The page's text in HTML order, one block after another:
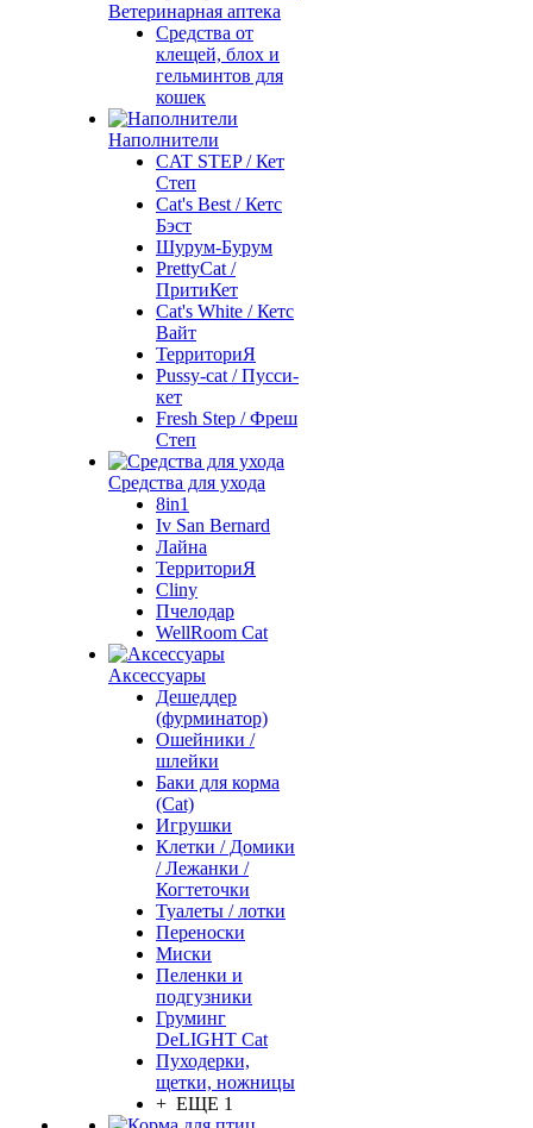
Ветеринарная аптека
Средства от
клещей, блох и
гельминтов для
кошек
Наполнители
CAT STEP / Кет
Степ
Cat's Best / Кетс
Бэст
Шурум-Бурум
PrettyCat /
ПритиКет
Cat's White / Кетс
Вайт
ТерриториЯ
Pussy-cat / Пусси-
кет
Fresh Step / Фреш
Степ
Средства для ухода
8in1
Iv San Bernard
Лайна
ТерриториЯ
Cliny
Пчелодар
WellRoom Cat
Аксессуары
Дешеддер
(фурминатор)
Ошейники /
шлейки
Баки для корма
(Cat)
Игрушки
Клетки / Домики
/ Лежанки /
Когтеточки
Туалеты / лотки
Переноски
Миски
Пеленки и
подгузники
Груминг
DeLIGHT Cat
Пуходерки,
щетки, ножницы
+ ЕЩЕ 1